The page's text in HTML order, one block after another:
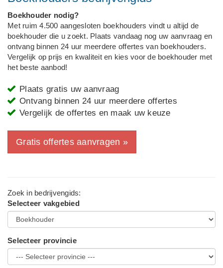
Boekhouder nodig?
Met ruim 4.500 aangesloten boekhouders vindt u altijd de
boekhouder die u zoekt. Plaats vandaag nog uw aanvraag en
ontvang binnen 24 uur meerdere offertes van boekhouders.
Vergelijk op prijs en kwaliteit en kies voor de boekhouder met
het beste aanbod!
Plaats gratis uw aanvraag
Ontvang binnen 24 uur meerdere offertes
Vergelijk de offertes en maak uw keuze
Gratis offertes aanvragen »
Zoek in bedrijvengids:
Selecteer vakgebied
Selecteer provincie